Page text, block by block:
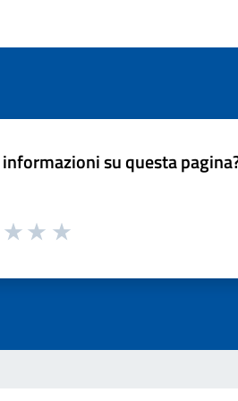
su questa